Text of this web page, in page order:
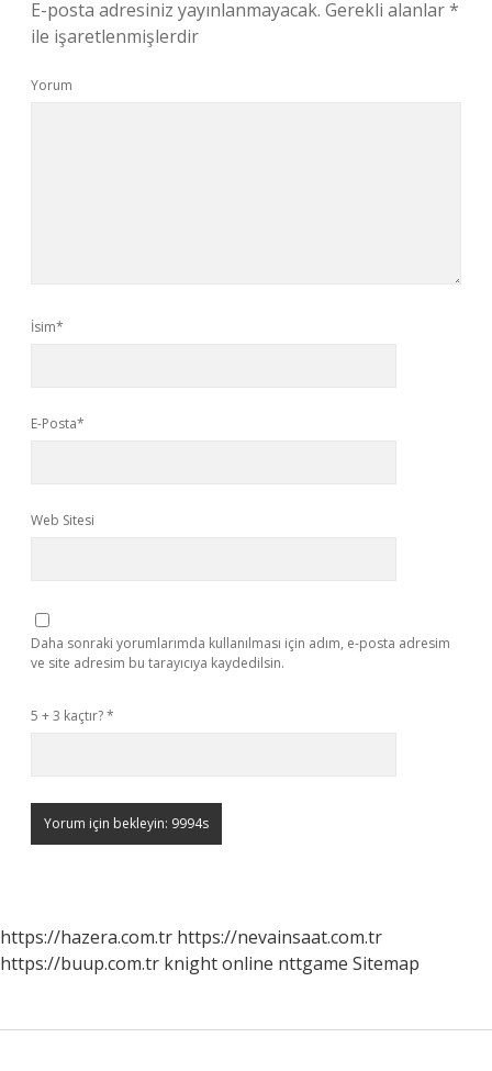
E-posta adresiniz yayınlanmayacak. Gerekli alanlar*
ile işaretlenmişlerdir
Yorum
İsim*
E-Posta*
Web Sitesi
Daha sonraki yorumlarımda kullanılması için adım, e-posta adresim
ve site adresim bu tarayıcıya kaydedilsin.
5 + 3 kaçtır?*
https://hazera.com.tr https://nevainsaat.com.tr
https://buup.com.tr knight online nttgame Sitemap